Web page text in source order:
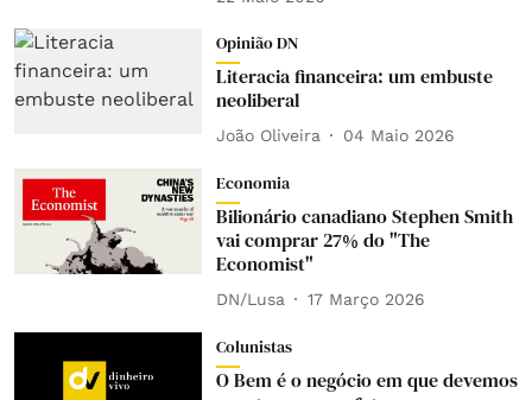
Opinião DN
Literacia financeira: um embuste
neoliberal
João Oliveira 04 Maio 2026
Economia
Bilionário canadiano Stephen Smith
vai comprar 27% do "The
Economist"
DN/Lusa 17 Março 2026
Colunistas
O Bem é o negócio em que devemos